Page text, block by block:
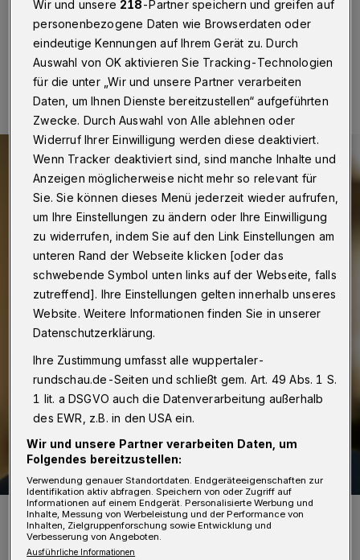
04.07.2022 , 12:00 Uhr Eine Minute Lesezeit
Marko Schneider, Leiter der Vamed Rehaklinik Bergisch-Land.
Foto: VAMED Rehaklinik Bergisch-Land
Wir und unsere 218-Partner speichern und greifen auf
personenbezogene Daten wie Browserdaten oder
eindeutige Kennungen auf Ihrem Gerät zu. Durch
Auswahl von OK aktivieren Sie Tracking-Technologien
für die unter „Wir und unsere Partner verarbeiten
Daten, um Ihnen Dienste bereitzustellen“ aufgeführten
Zwecke. Durch Auswahl von Alle ablehnen oder
Widerruf Ihrer Einwilligung werden diese deaktiviert.
Wenn Tracker deaktiviert sind, sind manche Inhalte und
Anzeigen möglicherweise nicht mehr so relevant für
Sie. Sie können dieses Menü jederzeit wieder aufrufen,
um Ihre Einstellungen zu ändern oder Ihre Einwilligung
zu widerrufen, indem Sie auf den Link Einstellungen am
unteren Rand der Webseite klicken [oder das
schwebende Symbol unten links auf der Webseite, falls
zutreffend]. Ihre Einstellungen gelten innerhalb unseres
Website. Weitere Informationen finden Sie in unserer
Datenschutzerklärung.
Ihre Zustimmung umfasst alle wuppertaler-
rundschau.de-Seiten und schließt gem. Art. 49 Abs. 1 S.
1 lit. a DSGVO auch die Datenverarbeitung außerhalb
des EWR, z.B. in den USA ein.
Wir und unsere Partner verarbeiten Daten, um
Folgendes bereitzustellen:
Verwendung genauer Standortdaten. Endgeräteeigenschaften zur
Identifikation aktiv abfragen. Speichern von oder Zugriff auf
Informationen auf einem Endgerät. Personalisierte Werbung und
Inhalte, Messung von Werbeleistung und der Performance von
Inhalten, Zielgruppenforschung sowie Entwicklung und
Verbesserung von Angeboten.
Ausführliche Informationen